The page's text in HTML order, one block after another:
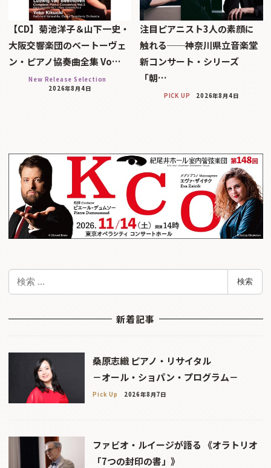
【CD】菊池洋子＆山下一史・
大阪交響楽団のベートーヴェ
ン・ピアノ協奏曲全集 Vo…
New Release Selection
2026年8月4日
注目ピアニスト3人の素顔に
触れる──神奈川県立音楽堂
新コンサート・シリーズ
「朝…
PICK UP 2026年8月4日
検
検索
新着記事
桑原志織 ピアノ・リサイタル
－オール・ショパン・プログラム－
Pick Up 2026年8月7日
ファビオ・ルイージが語る 《オラトリオ
「7つの封印の書」》